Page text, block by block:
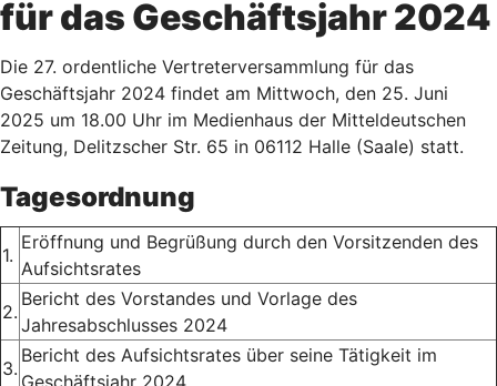
für das Geschäftsjahr 2024
Die 27. ordentliche Vertreterversammlung für das
Geschäftsjahr 2024 findet am Mittwoch, den 25. Juni
2025 um 18.00 Uhr im Medienhaus der Mitteldeutschen
Zeitung, Delitzscher Str. 65 in 06112 Halle (Saale) statt.
Tagesordnung
1.
Eröffnung und Begrüßung durch den Vorsitzenden des
Aufsichtsrates
2.
Bericht des Vorstandes und Vorlage des
Jahresabschlusses 2024
3.
Bericht des Aufsichtsrates über seine Tätigkeit im
Geschäftsjahr 2024